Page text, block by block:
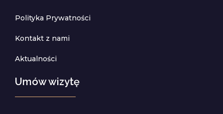
Polityka Prywatności
Kontakt z nami
Aktualności
Umów wizytę